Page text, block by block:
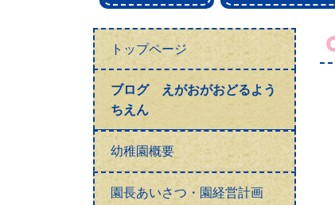
トップページ
ブログ えがおがおどるよう
ちえん
幼稚園概要
園長あいさつ・園経営計画